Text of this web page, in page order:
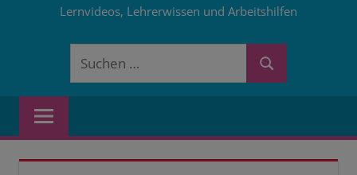
Lernvideos, Lehrerwissen und Arbeitshilfen
Suchen
Suchen